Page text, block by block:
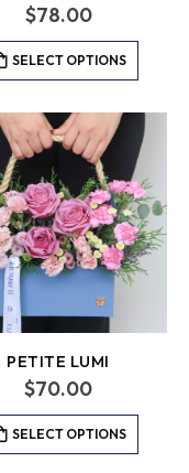
$78.00
SELECT OPTIONS
PETITE LUMI
$70.00
SELECT OPTIONS